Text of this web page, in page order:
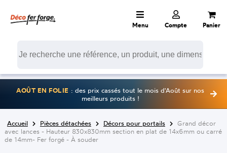
Menu Compte Panier
AOÛT EN FOLIE : des prix cassés tout le mois d'Août sur nos
meilleurs produits !
Accueil Pièces détachées Décors pour portails
Grand décor
avec lances - Hauteur 830x830mm section en plat de 14x6mm ou carré
de 14mm- Fer forgé - À souder